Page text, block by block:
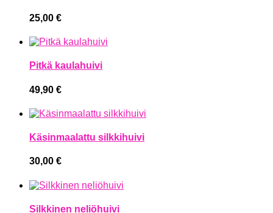
25,00 €
Pitkä kaulahuivi
49,90 €
Käsinmaalattu silkkihuivi
30,00 €
Silkkinen neliöhuivi